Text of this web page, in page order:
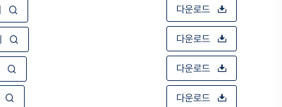
다운로드
다운로드
다운로드
다운로드